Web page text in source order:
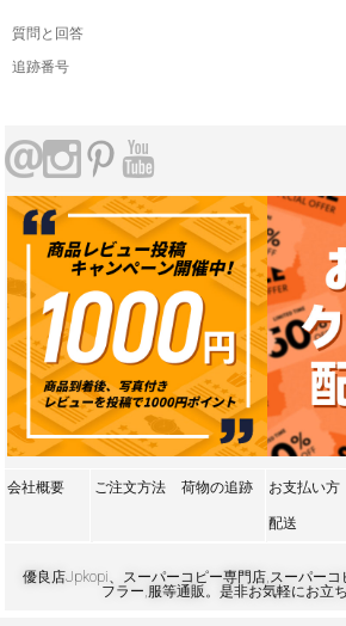
質問と回答
追跡番号
会社概要 ご注文方法 荷物の追跡 お支払い方
配送
優良店Jpkopi、スーパーコピー専門店,スーパーコ
フラー,服等通販。是非お気軽にお立